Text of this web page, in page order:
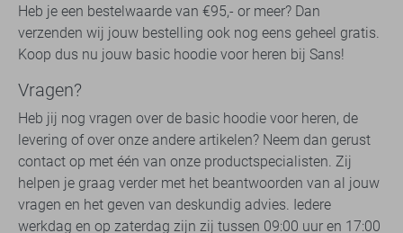
Heb je een bestelwaarde van €95,- or meer? Dan
verzenden wij jouw bestelling ook nog eens geheel gratis.
Koop dus nu jouw basic hoodie voor heren bij Sans!
Vragen?
Heb jij nog vragen over de basic hoodie voor heren, de
levering of over onze andere artikelen? Neem dan gerust
contact op met één van onze productspecialisten. Zij
helpen je graag verder met het beantwoorden van al jouw
vragen en het geven van deskundig advies. Iedere
werkdag en op zaterdag zijn zij tussen 09:00 uur en 17:00